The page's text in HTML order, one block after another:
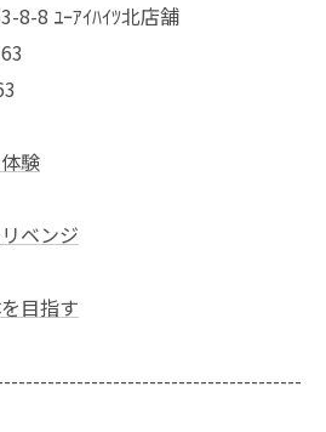
8-8 ﾕｰｱｲﾊｲﾂ北店舗
験
ベンジ
目指す